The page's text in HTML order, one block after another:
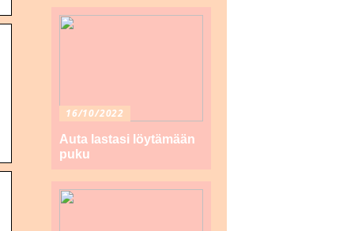
16/10/2022
Auta lastasi löytämään
puku